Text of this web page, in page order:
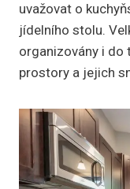
uvažovat o
jídelního stolu.
organizovány i do
prostory a jejich